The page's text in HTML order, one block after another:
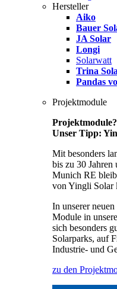
Hersteller
Aiko
Bauer
JA Solar
Longi
Solarwatt
Trina
Pandas
Projektmodule
Projektmodule?
Unser Tipp:
Mit besonders
bis zu 30 Jahren
Munich RE
von Yingli Solar
In unserer
Module in
sich besonders
Solarparks, auf
Industrie- und
zu den